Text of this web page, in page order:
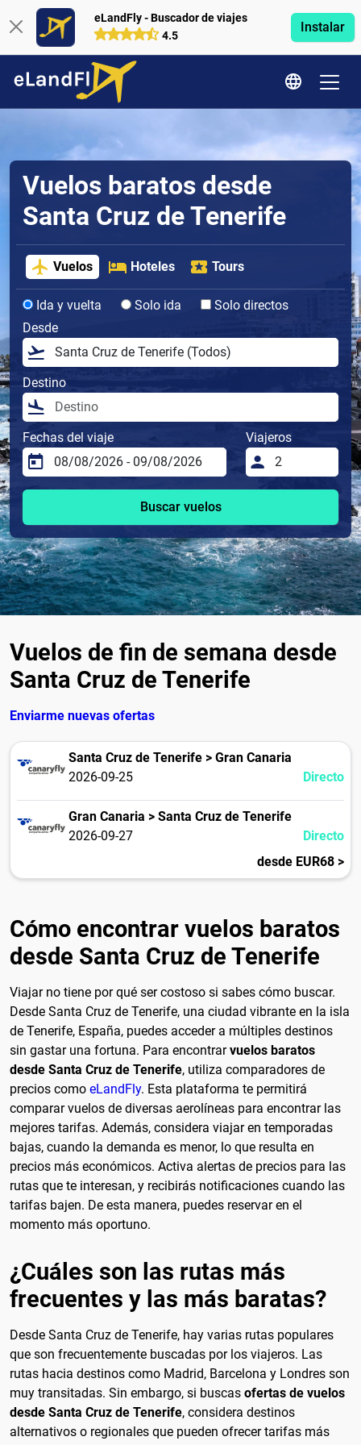
eLandFly - Buscador de viajes
4.5
Instalar
Vuelos baratos desde
Santa Cruz de Tenerife
Vuelos Hoteles Tours
Ida y vuelta Solo ida
Solo directos
Desde
Destino
Fechas del viaje Viajeros
Buscar vuelos
Vuelos de fin de semana desde
Santa Cruz de Tenerife
Enviarme nuevas ofertas
Santa Cruz de Tenerife > Gran Canaria
2026-09-25
Directo
Gran Canaria > Santa Cruz de Tenerife
2026-09-27
Directo
desde EUR68 >
Cómo encontrar vuelos baratos
desde Santa Cruz de Tenerife
Viajar no tiene por qué ser costoso si sabes cómo buscar.
Desde Santa Cruz de Tenerife, una ciudad vibrante en la isla
de Tenerife, España, puedes acceder a múltiples destinos
sin gastar una fortuna. Para encontrarvuelos baratos
desde Santa Cruz de Tenerife, utiliza comparadores de
precios como eLandFly. Esta plataforma te permitirá
comparar vuelos de diversas aerolíneas para encontrar las
mejores tarifas. Además, considera viajar en temporadas
bajas, cuando la demanda es menor, lo que resulta en
precios más económicos. Activa alertas de precios para las
rutas que te interesan, y recibirás notificaciones cuando las
tarifas bajen. De esta manera, puedes reservar en el
momento más oportuno.
¿Cuáles son las rutas más
frecuentes y las más baratas?
Desde Santa Cruz de Tenerife, hay varias rutas populares
que son frecuentemente buscadas por los viajeros. Las
rutas hacia destinos como Madrid, Barcelona y Londres son
muy transitadas. Sin embargo, si buscas ofertas de vuelos
desde Santa Cruz de Tenerife, considera destinos
alternativos o regionales que pueden ofrecer tarifas más